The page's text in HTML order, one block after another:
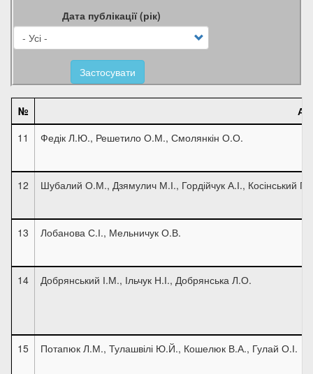
Дата публікації (рік)
Застосувати
№
11
Федік Л.Ю., Решетило О.М., Смолянкін О.О.
12 Шубалий О.М., Дзямулич М.І., Гордійчук А.І., Косінський
13 Лобанова С.І., Мельничук О.В.
14 Добрянський І.М., Ільчук Н.І., Добрянська Л.О.
15 Потапюк Л.М., Тулашвілі Ю.Й., Кошелюк В.А., Гулай О.І.